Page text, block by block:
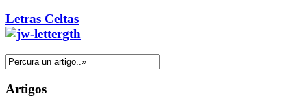
Letras Celtas
Artigos